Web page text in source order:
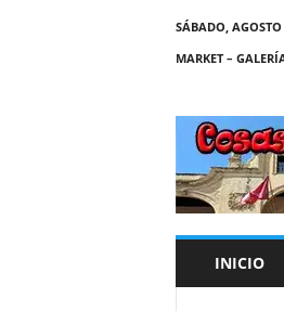
SÁBADO,
MARKET –
C
A
S
INICIO